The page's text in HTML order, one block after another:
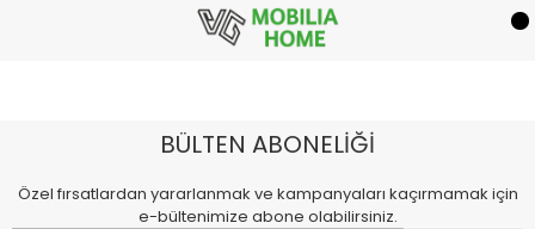
BÜLTEN ABONELİĞİ
Özel fırsatlardan yararlanmak ve kampanyaları kaçırmamak için
e-bültenimize abone olabilirsiniz.